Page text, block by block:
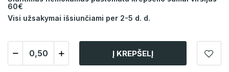
60€
Visi užsakymai išsiunčiami per 2-5 d. d.
Į KREPŠELĮ